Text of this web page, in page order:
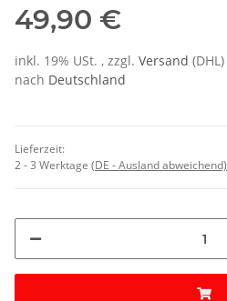
49,90 €
inkl. 19% USt. , zzgl. Versand (DHL)
nach Deutschland
Lieferzeit:
2 - 3 Werktage (DE - Ausland abweichend)